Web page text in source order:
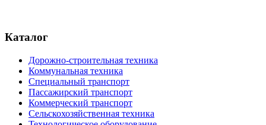
Каталог
Дорожно-строительная техника
Коммунальная техника
Специальный транспорт
Пассажирский транспорт
Коммерческий транспорт
Сельскохозяйственная техника